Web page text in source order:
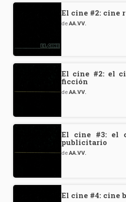
El cine #2: cine
deAA.VV.
El cine #2: el
ficción
deAA.VV.
El cine #3: el
publicitario
deAA.VV.
El cine #4: cine